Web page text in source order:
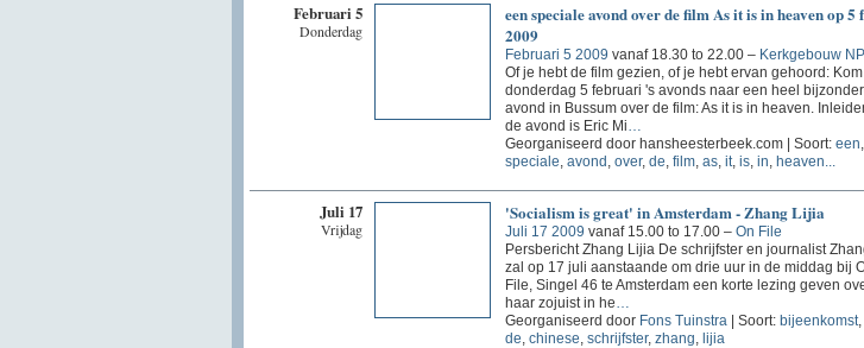
Februari 5
Donderdag
een speciale avond over de film As it is in heaven op 5
2009
Februari 5 2009 vanaf 18.30 to 22.00 – Kerkgebouw
Of je hebt de film gezien, of je hebt ervan gehoord:
donderdag 5 februari 's avonds naar een heel
avond in Bussum over de film: As it is in heaven.
de avond is Eric Mi…
Georganiseerd door hansheesterbeek.com | Soort: een,
speciale, avond , over, de, film, as, it, is, in, heaven...
Juli 17
Vrijdag
'Socialism is great' in Amsterdam - Zhang Lijia
Juli 17 2009 vanaf 15.00 to 17.00 – On File
Persbericht Zhang Lijia De schrijfster en journalist
zal op 17 juli aanstaande om drie uur in de middag bij
File, Singel 46 te Amsterdam een korte lezing geven
haar zojuist in he
Georganiseerd door Fons Tuinstra | Soort: bijeenkomst,
de chinese schrijfster, zhang lijia